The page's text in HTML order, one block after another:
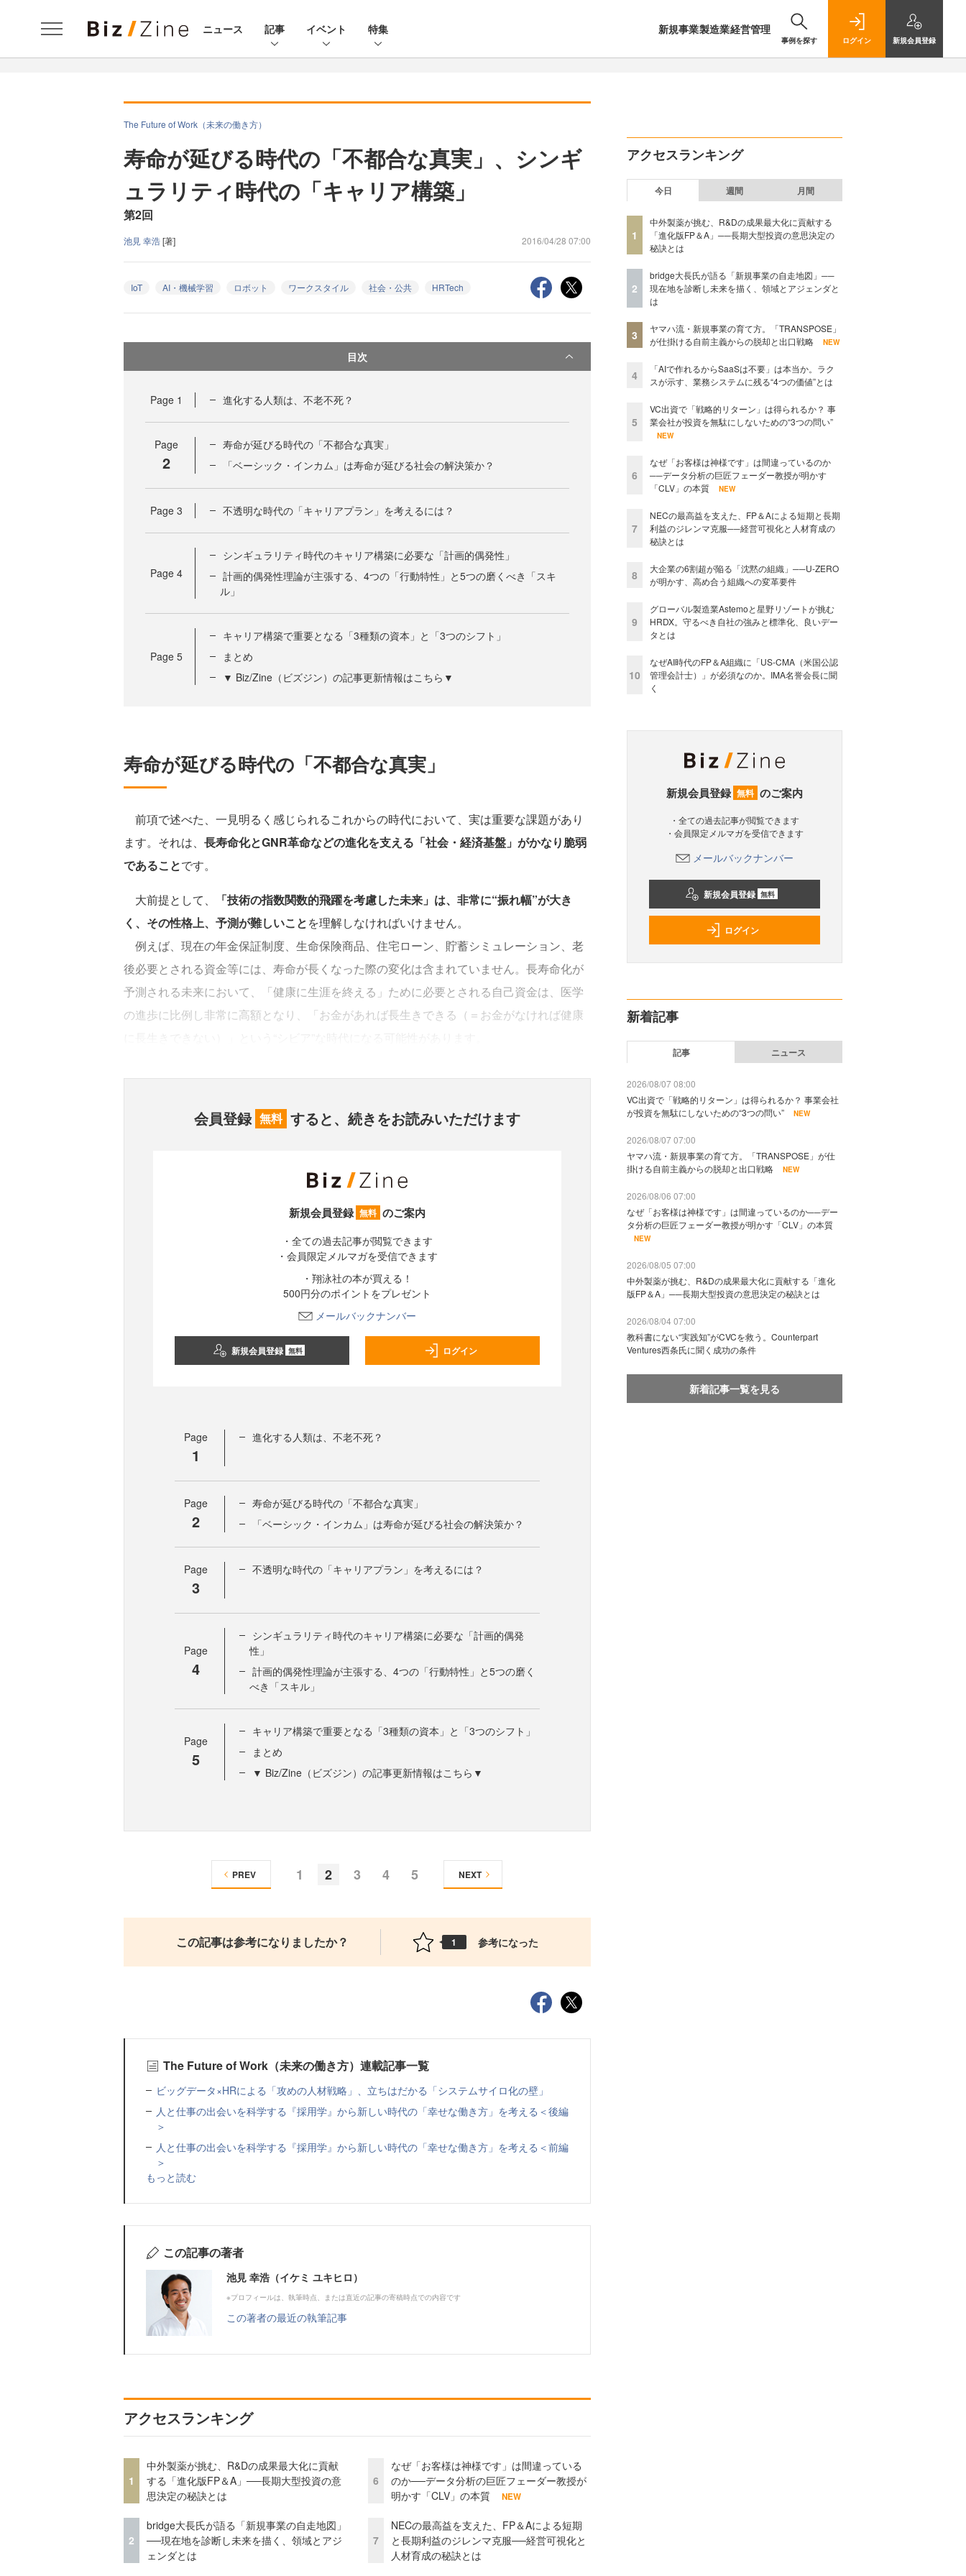
ニュース 記事 イベント 特集 新規事業製造業経営管理
事例を探す ログイン 新規会員登録
The Future of Work（未来の働き方）
寿命が延びる時代の「不都合な真実」、シンギ
ュラリティ時代の「キャリア構築」
第2回
池見 幸浩[著] 2016/04/28 07:00
IoT AI・機械学習 ロボット ワークスタイル 社会・公共 HRTech
目次
Page 1 進化する人類は、不老不死？
Page
2
寿命が延びる時代の「不都合な真実」
「ベーシック・インカム」は寿命が延びる社会の解決策か？
Page 3 不透明な時代の「キャリアプラン」を考えるには？
Page 4
シンギュラリティ時代のキャリア構築に必要な「計画的偶発性」
計画的偶発性理論が主張する、4つの「行動特性」と5つの磨くべき「スキ
ル」
Page 5
キャリア構築で重要となる「3種類の資本」と「3つのシフト」
まとめ
▼ Biz/Zine（ビズジン）の記事更新情報はこちら▼
寿命が延びる時代の「不都合な真実」
前項で述べた、一見明るく感じられるこれからの時代において、実は重要な課題があり
ます。それは、 長寿命化とGNR革命などの進化を支える「社会・経済基盤」がかなり脆弱
であることです。
大前提として、
「技術の指数関数的飛躍を考慮した未来」は、非常に“振れ幅”が大き
く、その性格上、予測が難しいことを理解しなければいけません。
例えば、現在の年金保証制度、生命保険商品、住宅ローン、貯蓄シミュレーション、老
後必要とされる資金等には、寿命が長くなった際の変化は含まれていません。長寿命化が
予測される未来において、「健康に生涯を終える」ために必要とされる自己資金は、医学
の進歩に比例し非常に高額となり、「お金があれば長生きできる（＝お金がなければ健康
会員登録 無料 すると、続きをお読みいただけます
新規会員登録 無料 のご案内
・全ての過去記事が閲覧できます
・会員限定メルマガを受信できます
・翔泳社の本が買える！
500円分のポイントをプレゼント
メールバックナンバー
新規会員登録 無料 ログイン
Page
1
進化する人類は、不老不死？
Page
2
寿命が延びる時代の「不都合な真実」
「ベーシック・インカム」は寿命が延びる社会の解決策か？
Page
3
不透明な時代の「キャリアプラン」を考えるには？
Page
4
シンギュラリティ時代のキャリア構築に必要な「計画的偶発
性」
計画的偶発性理論が主張する、4つの「行動特性」と5つの磨く
べき「スキル」
Page
5
キャリア構築で重要となる「3種類の資本」と「3つのシフト」
まとめ
▼ Biz/Zine（ビズジン）の記事更新情報はこちら▼
1 2 3 4 5
PREV NEXT
この記事は参考になりましたか？ 1 参考になった
The Future of Work（未来の働き方）連載記事一覧
ビッグデータ×HRによる「攻めの人材戦略」、立ちはだかる「システムサイロ化の壁」
人と仕事の出会いを科学する『採用学』から新しい時代の「幸せな働き方」を考える＜後編
＞
人と仕事の出会いを科学する『採用学』から新しい時代の「幸せな働き方」を考える＜前編
＞
もっと読む
この記事の著者
池見 幸浩（イケミ ユキヒロ）
※プロフィールは、執筆時点、または直近の記事の寄稿時点での内容です
この著者の最近の執筆記事
アクセスランキング
1
中外製薬が挑む、R&Dの成果最大化に貢献
する「進化版FP＆A」──長期大型投資の意
思決定の秘訣とは
2
bridge大長氏が語る「新規事業の自走地図」
──現在地を診断し未来を描く、領域とアジ
ェンダとは
6
なぜ「お客様は神様です」は間違っている
のか──データ分析の巨匠フェーダー教授が
明かす「CLV」の本質
NEW
7
NECの最高益を支えた、FP＆Aによる短期
と長期利益のジレンマ克服──経営可視化と
人材育成の秘訣とは
アクセスランキング
今日 週間 月間
1
中外製薬が挑む、R&Dの成果最大化に貢献する
「進化版FP＆A」──長期大型投資の意思決定の
秘訣とは
2
bridge大長氏が語る「新規事業の自走地図」──
現在地を診断し未来を描く、領域とアジェンダと
は
3
ヤマハ流・新規事業の育て方。「TRANSPOSE」
が仕掛ける自前主義からの脱却と出口戦略
NEW
4
「AIで作れるからSaaSは不要」は本当か。ラク
スが示す、業務システムに残る“4つの価値”とは
5
VC出資で「戦略的リターン」は得られるか？ 事
業会社が投資を無駄にしないための“3つの問い”
NEW
6
なぜ「お客様は神様です」は間違っているのか
──データ分析の巨匠フェーダー教授が明かす
「CLV」の本質
NEW
7
NECの最高益を支えた、FP＆Aによる短期と長期
利益のジレンマ克服──経営可視化と人材育成の
秘訣とは
8
大企業の6割超が陥る「沈黙の組織」──U-ZERO
が明かす、高め合う組織への変革要件
9
グローバル製造業Astemoと星野リゾートが挑む
HRDX。守るべき自社の強みと標準化、良いデー
タとは
10
なぜAI時代のFP＆A組織に「US-CMA（米国公認
管理会計士）」が必須なのか。IMA名誉会長に聞
く
新規会員登録 無料 のご案内
・全ての過去記事が閲覧できます
・会員限定メルマガを受信できます
メールバックナンバー
新規会員登録 無料
ログイン
新着記事
記事 ニュース
2026/08/07 08:00
VC出資で「戦略的リターン」は得られるか？ 事業会社
が投資を無駄にしないための“3つの問い”
NEW
2026/08/07 07:00
ヤマハ流・新規事業の育て方。「TRANSPOSE」が仕
掛ける自前主義からの脱却と出口戦略
NEW
2026/08/06 07:00
なぜ「お客様は神様です」は間違っているのか──デー
タ分析の巨匠フェーダー教授が明かす「CLV」の本質
NEW
2026/08/05 07:00
中外製薬が挑む、R&Dの成果最大化に貢献する「進化
版FP＆A」──長期大型投資の意思決定の秘訣とは
2026/08/04 07:00
教科書にない“実践知”がCVCを救う。Counterpart
Ventures西条氏に聞く成功の条件
新着記事一覧を見る